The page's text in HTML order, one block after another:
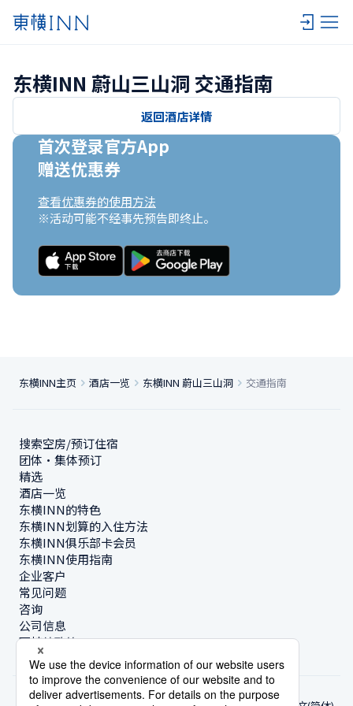
东横INN 蔚山三山洞 交通指南
返回酒店详情
首次登录官方App
赠送优惠券
查看优惠券的使用方法
※活动可能不经事先预告即终止。
东横INN主页 酒店一览 东横INN 蔚山三山洞 交通指南
搜索空房/预订住宿
团体・集体预订
精选
酒店一览
东横INN的特色
东横INN划算的入住方法
东横INN俱乐部卡会员
东横INN使用指南
企业客户
常见问题
咨询
公司信息
可持续政策